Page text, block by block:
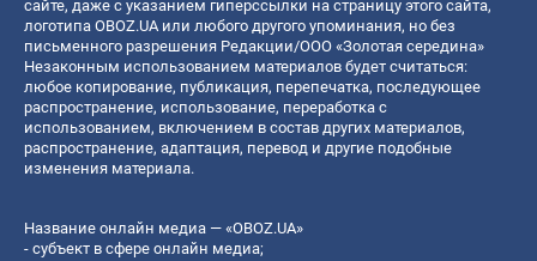
сайте, даже с указанием гиперссылки на страницу этого сайта,
логотипа OBOZ.UA или любого другого упоминания, но без
письменного разрешения Редакции/ООО «Золотая середина»
Незаконным использованием материалов будет считаться:
любое копирование, публикация, перепечатка, последующее
распространение, использование, переработка с
использованием, включением в состав других материалов,
распространение, адаптация, перевод и другие подобные
изменения материала.
Название онлайн медиа — «OBOZ.UA»
- субъект в сфере онлайн медиа;